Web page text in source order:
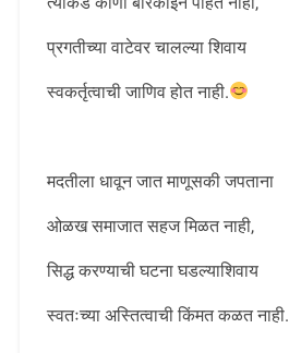
प्रगतीच्या वाटेवर चालल्या शिवाय
स्वकर्तृत्वाची जाणिव होत नाही.
मदतीला धावून जात माणूसकी जपताना
ओळख समाजात सहज मिळत नाही,
सिद्ध करण्याची घटना घडल्याशिवाय
स्वतःच्या अस्तित्वाची किंमत कळत नाही.